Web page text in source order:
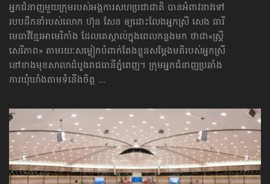
អ្នកជំនាញមួយក្រុមរបស់អង្គការសហប្រជាជាតិ បានអំពាវនាវទៅ​
របបដឹកនាំរបស់លោក ហ៊ុន សែន ឲ្យដោះលែងអ្នកស្រី សេង ធារី
មេធាវីខ្មែរអាមេរិកាំង ដែលគេស្គាល់ក្នុងពេលកន្លងមក ថាជា«ស្ត្រី
សេរីភាព» តាមរយៈសម្លៀកបំពាក់តែងខ្លួនសម្ដែងមតិរបស់អ្នកស្រី
នៅខាងមុខសាលាដំបូងរាជធានីភ្នំពេញ។ ក្រុមអ្នកជំនាញប្រឆាំង
ការឃុំឃាំងតាមទំនើងចិត្ត ...